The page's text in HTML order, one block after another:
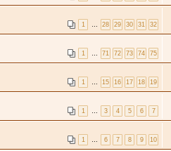
1 28 29 30 31 32
1 71 72 73 74 75
1 15 16 17 18 19
1 3 4 5 6 7
1 6 7 8 9 10